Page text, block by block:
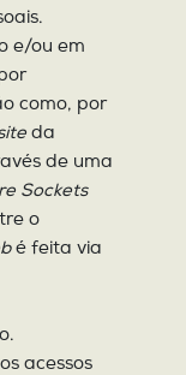
e/ou em
como, por
da
de uma
Sockets
o
é feita via
acessos